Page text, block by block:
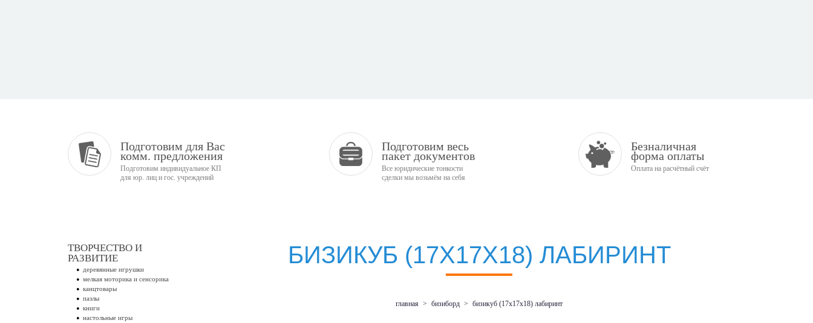
Подготовим для Вас
комм. предложения
Подготовим индивидуальное КП
для юр. лиц и гос. учреждений
Подготовим весь
пакет документов
Все юридические тонкости
сделки мы возьмём на себя
Безналичная
форма оплаты
Оплата на расчётный счёт
ТВОРЧЕСТВО И
РАЗВИТИЕ
деревянные игрушки
мелкая моторика и сенсорика
канцтовары
пазлы
книги
настольные игры
БИЗИКУБ (17Х17Х18) ЛАБИРИНТ
главная > бизиборд > бизикуб (17х17х18) лабиринт